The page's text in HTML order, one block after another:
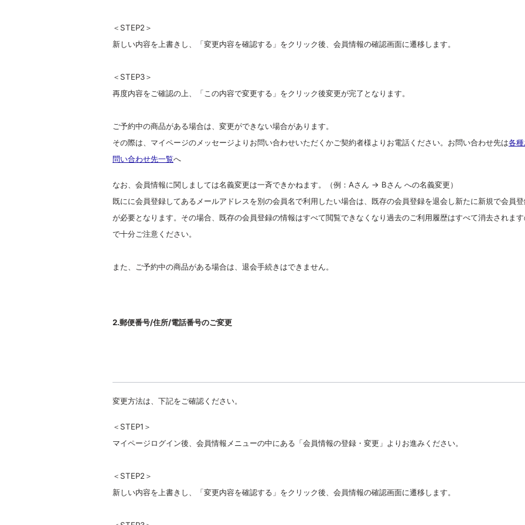
＜STEP2＞
新しい内容を上書きし、「変更内容を確認する」をクリック後、会員情報の確認画面に遷移します。
＜STEP3＞
再度内容をご確認の上、「この内容で変更する」をクリック後変更が完了となります。
ご予約中の商品がある場合は、変更ができない場合があります。
その際は、マイページのメッセージよりお問い合わせいただくかご契約者様よりお電話ください。お問い合わせ先は各種
問い合わせ先一覧へ
なお、会員情報に関しましては名義変更は一斉できかねます。（例：Aさん → Bさん への名義変更）
既にに会員登録してあるメールアドレスを別の会員名で利用したい場合は、既存の会員登録を退会し新たに新規で会員
が必要となります。その場合、既存の会員登録の情報はすべて閲覧できなくなり過去のご利用履歴はすべて消去されま
で十分ご注意ください。
また、ご予約中の商品がある場合は、退会手続きはできません。
2.郵便番号/住所/電話番号のご変更
変更方法は、下記をご確認ください。
＜STEP1＞
マイページログイン後、会員情報メニューの中にある「会員情報の登録・変更」よりお進みください。
＜STEP2＞
新しい内容を上書きし、「変更内容を確認する」をクリック後、会員情報の確認画面に遷移します。